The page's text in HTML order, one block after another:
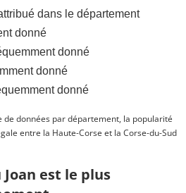
dans le département
donné
donné
donné
donné
de données par département, la popularité
entre la Haute-Corse et la Corse-du-Sud
est le plus